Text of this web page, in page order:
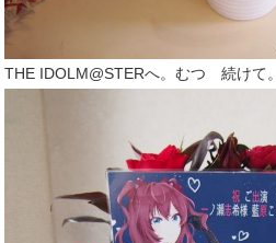
THE IDOLM@STERへ。むつ 続けて。